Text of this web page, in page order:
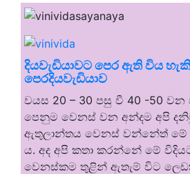
දියවැඩියාවට පෙර ඇති විය හැකි
පෙරදියවැඩියාව
වයස 20 – 30 පසු වී 40 -50 වන
පෙනුම වෙනස් වන අන්දම අපි
ඇතුලාන්තය වෙනස් වන්නේත් මේ
ය. අද අපි කතා කරන්නේ මේ
වෙනස්කම තුළින් ඇතැම් විට